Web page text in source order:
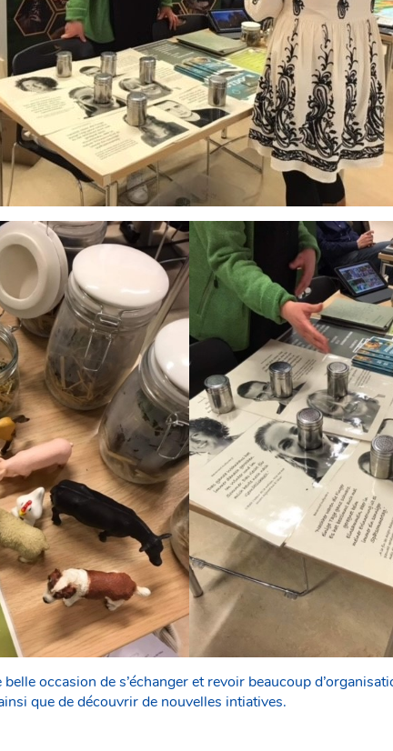
occasion de s’échanger et revoir beaucoup
que de découvrir de nouvelles intiatives.